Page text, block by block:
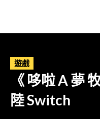
遊戲
《 哆啦 A 夢
陸 Switch